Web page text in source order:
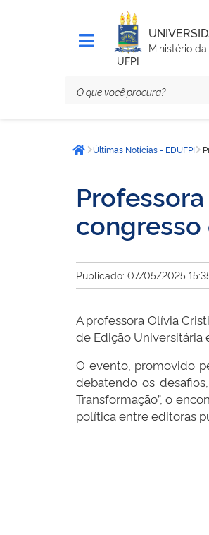
UFPI
Ministério
está
aqui:Página inicial
Últimas Notícias - EDUFPI
Publicado: 07/05/2025
A professora Olívia
de Edição Universitária
O evento, promovido
debatendo os
Transformação”, o
política entre editoras